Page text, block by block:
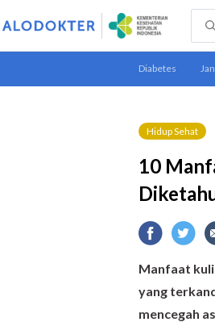
Hidup Sehat
10
Manfaat
yang
mencegah